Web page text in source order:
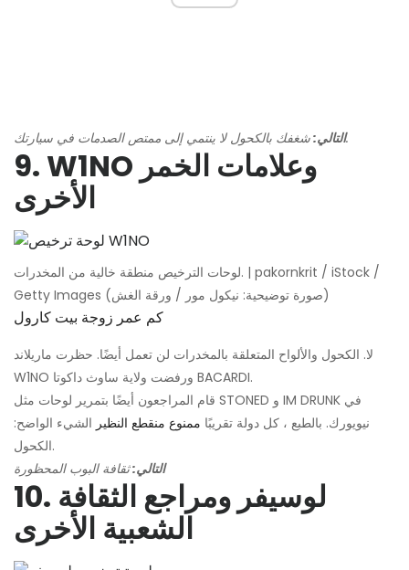
التالي:شغفك بالكحول لا ينتمي إلى ممتص الصدمات في سيارتك.
9. W1NO وعلامات الخمر
الأخرى
لوحات الترخيص منطقة خالية من المخدرات. | pakornkrit / iStock /
Getty Images (صورة توضيحية: نيكول مور / ورقة الغش)
كم عمر زوجة بيت كارول
لا. الكحول والألواح المتعلقة بالمخدرات لن تعمل أيضًا. حظرت ماريلاند
W1NO ورفضت ولاية ساوث داكوتا BACARDI.
قام المراجعون أيضًا بتمرير لوحات مثل STONED و IM DRUNK في
نيويورك. بالطبع ، كل دولة تقريبًا ممنوع منقطع النظير الشيء الواضح:
الكحول.
التالي:ثقافة البوب ​​المحظورة
10. لوسيفر ومراجع الثقافة
الشعبية الأخرى